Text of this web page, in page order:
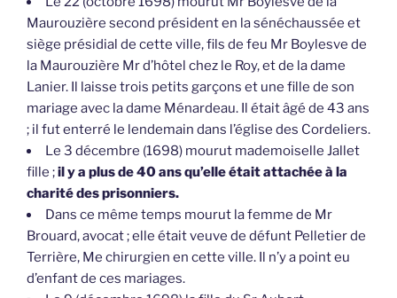
siège présidial de cette ville, fils de feu Mr Boylesve de
la Maurouzière Mr d’hôtel chez le Roy, et de la dame
Lanier. Il laisse trois petits garçons et une fille de son
mariage avec la dame Ménardeau. Il était âgé de 43 ans
; il fut enterré le lendemain dans l’église des Cordeliers.
Le 3 décembre (1698) mourut mademoiselle Jallet
fille ;
il y a plus de 40 ans qu’elle était attachée à la
charité des prisonniers.
Dans ce même temps mourut la femme de Mr
Brouard, avocat ; elle était veuve de défunt Pelletier de
Terrière, Me chirurgien en cette ville. Il n’y a point eu
d’enfant de ces mariages.
Le 9 (décembre 1698) la fille du Sr Aubert,
marchand de soie en cette ville, et de la défunte dame